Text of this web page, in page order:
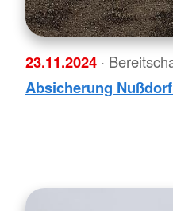
23.11.2024 ·
Absicherung